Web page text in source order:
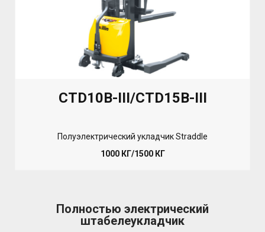
CTD10B-III/CTD15B-III
Полуэлектрический укладчик Straddle
1000 КГ/1500 КГ
Полностью электрический
штабелеукладчик